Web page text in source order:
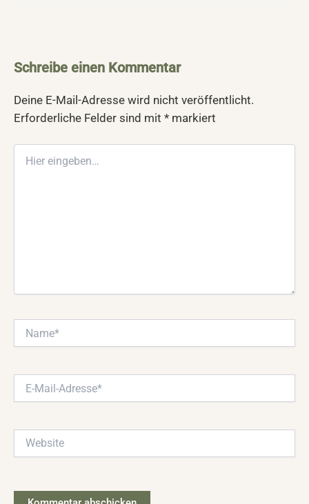
Schreibe einen Kommentar
Deine E-Mail-Adresse wird nicht veröffentlicht.
Erforderliche Felder sind mit * markiert
eingeben…
Mail-